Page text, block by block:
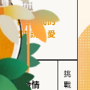
與伴侶之間的
他們來說，愛
變化
中的激情
挑
戰